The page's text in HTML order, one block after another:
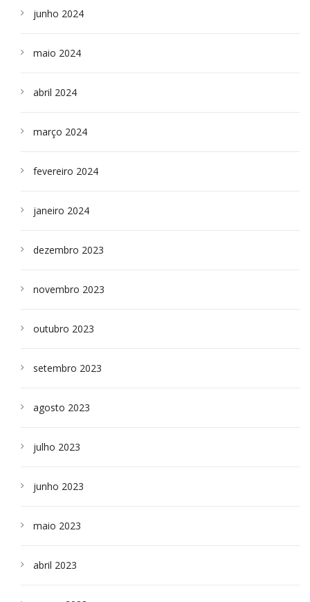
junho 2024
maio 2024
abril 2024
março 2024
fevereiro 2024
janeiro 2024
dezembro 2023
novembro 2023
outubro 2023
setembro 2023
agosto 2023
julho 2023
junho 2023
maio 2023
abril 2023